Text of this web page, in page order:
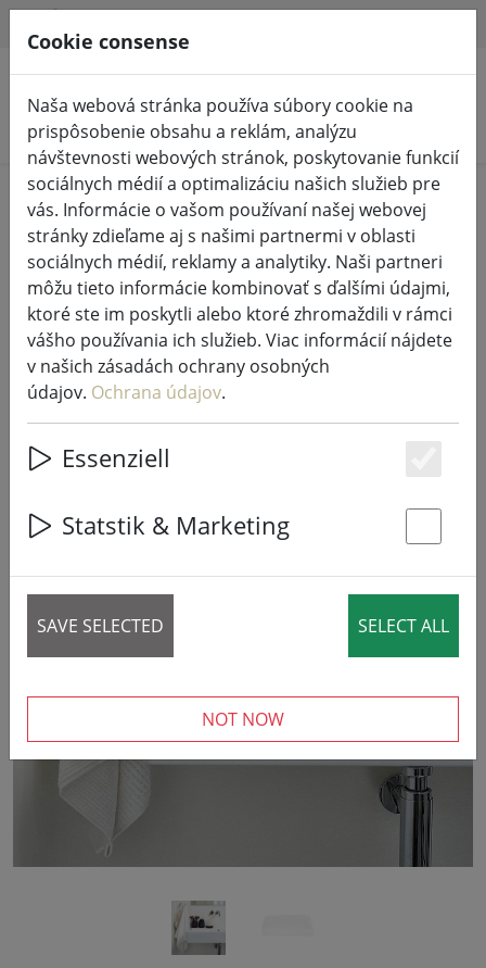
Vyhľadať produkty
Home Kúpeľňa
Zone Denmark Klasická osuška 140
x 70 cm biela
‹ ›
15% DISCOUNT
Cookie consense
Naša webová stránka používa súbory cookie na
prispôsobenie obsahu a reklám, analýzu
návštevnosti webových stránok, poskytovanie funkcií
sociálnych médií a optimalizáciu našich služieb pre
vás. Informácie o vašom používaní našej webovej
stránky zdieľame aj s našimi partnermi v oblasti
sociálnych médií, reklamy a analytiky. Naši partneri
môžu tieto informácie kombinovať s ďalšími údajmi,
ktoré ste im poskytli alebo ktoré zhromaždili v rámci
vášho používania ich služieb. Viac informácií nájdete
v našich zásadách ochrany osobných
údajov. Ochrana údajov.
Essenziell
Statstik & Marketing
SAVE SELECTED SELECT ALL
NOT NOW